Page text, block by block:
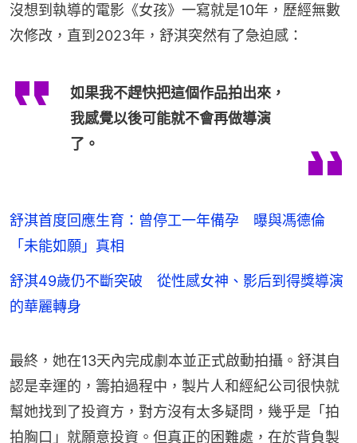
沒想到執導的電影《女孩》一寫就是10年，歷經無數
次修改，直到2023年，舒淇突然有了急迫感：
如果我不趕快把這個作品拍出來，
我感覺以後可能就不會再做導演
了。
舒淇首度回應生育：曾停工一年備孕 曝與馮德倫
「未能如願」真相
舒淇49歲仍不斷突破 從性感女神、影后到得獎導演
的華麗轉身
最終，她在13天內完成劇本並正式啟動拍攝。舒淇自
認是幸運的，籌拍過程中，製片人和經紀公司很快就
幫她找到了投資方，對方沒有太多疑問，幾乎是「拍
拍胸口」就願意投資。但真正的困難處，在於背負製